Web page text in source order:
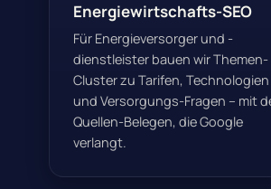
Energiewirtschafts-SEO
Für Energieversorger und -
dienstleister bauen wir Themen-
Cluster zu Tarifen, Technologien
und Versorgungs-Fragen – mit
Quellen-Belegen, die Google
verlangt.